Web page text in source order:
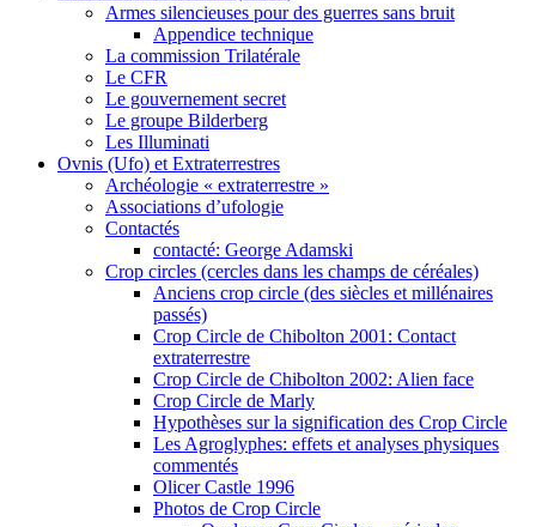
Armes silencieuses pour des guerres sans bruit
Appendice technique
La commission Trilatérale
Le CFR
Le gouvernement secret
Le groupe Bilderberg
Les Illuminati
Ovnis (Ufo) et Extraterrestres
Archéologie « extraterrestre »
Associations d’ufologie
Contactés
contacté: George Adamski
Crop circles (cercles dans les champs de céréales)
Anciens crop circle (des siècles et millénaires
passés)
Crop Circle de Chibolton 2001: Contact
extraterrestre
Crop Circle de Chibolton 2002: Alien face
Crop Circle de Marly
Hypothèses sur la signification des Crop Circle
Les Agroglyphes: effets et analyses physiques
commentés
Olicer Castle 1996
Photos de Crop Circle